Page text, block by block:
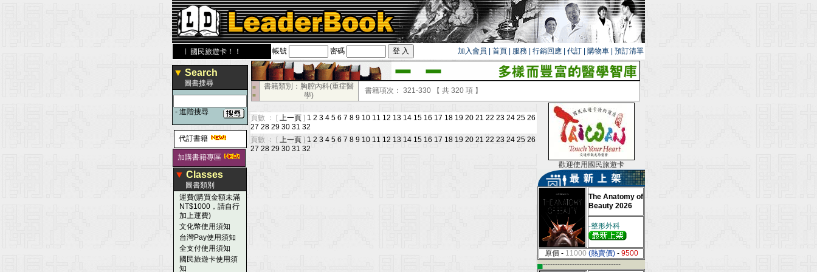
歡迎使用 國民旅遊卡！！ 帳號 密碼 加入會員 首頁 服務 行銷回應 代訂 購物車 預訂清單
▼ Search
圖書搜尋
- 進階搜尋
代訂書籍
加購書籍專區
▼ Classes
圖書類別
運費(購買金額未滿
NT$1000，請自行
加上運費)
文化幣使用須知
台灣Pay使用須知
全支付使用須知
國民旅遊卡使用須
知
■
■
書籍類別：胸腔內科(重症醫
學)
書籍項次： 321-330 【 共 320 項 】
頁數 ： [ 上一頁 ] 1 2 3 4 5 6 7 8 9 10 11 12 13 14 15 16 17 18 19 20 21 22 23 24 25 26
27 28 29 30 31 32
頁數 ： [ 上一頁 ] 1 2 3 4 5 6 7 8 9 10 11 12 13 14 15 16 17 18 19 20 21 22 23 24 25 26
27 28 29 30 31 32
歡迎使用國民旅遊卡
The Anatomy of
Beauty 2026
-整形外科
原價 - 11000 (熱賣價) - 9500
▄--------------------------------